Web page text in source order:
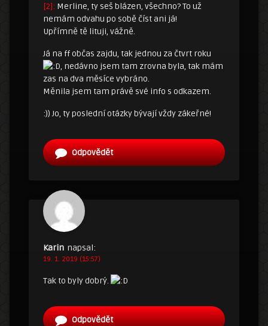
[2]: Merline, ty seš blázen, všechno? To už
nemám odvahu po sobě číst ani já!
Upřímně tě lituji, vážně.
Já na ff občas zajdu, tak jednou za čtvrt roku
, nedávno jsem tam zrovna byla, tak mám
zas na dva měsíce vybráno.
Měnila jsem tam právě své info s odkazem.
:)) Jo, ty poslední otázky bývají vždy zákeřné!
Odpovědět
Karin napsal:
19. 1. 2019 (15:57)
Tak to byly dobrý.
Odpovědět